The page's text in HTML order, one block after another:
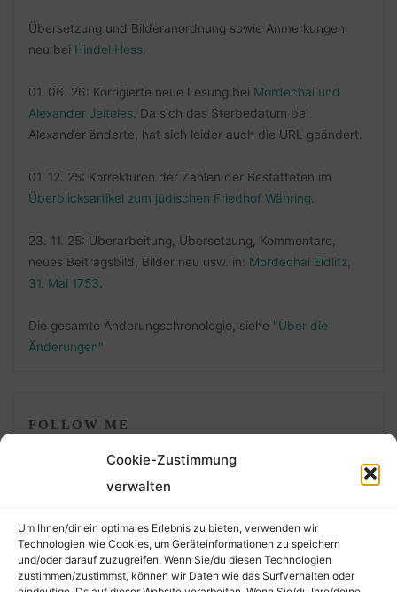
Cookie-Zustimmung
verwalten
Um Ihnen/dir ein optimales Erlebnis zu bieten, verwenden wir
Technologien wie Cookies, um Geräteinformationen zu speichern
und/oder darauf zuzugreifen. Wenn Sie/du diesen Technologien
zustimmen/zustimmst, können wir Daten wie das Surfverhalten oder
Übersetzung und Bilderanordnung sowie Anmerkungen
neu bei Hindel Hess
01. 06. 26: Korrigierte neue Lesung bei Mordechai und
Alexander Jeiteles . Da sich das Sterbedatum bei
Alexander änderte, hat sich leider auch die URL geändert.
01. 12. 25: Korrekturen der Zahlen der Bestatteten im
Überblicksartikel zum jüdischen Friedhof Währing
23. 11. 25: Überarbeitung, Übersetzung, Kommentare,
neues Beitragsbild, Bilder neu usw. in: Mordechai Eidlitz,
31. Mai 1753
Die gesamte Änderungschronologie, siehe "Über die
Änderungen".
FOLLOW ME